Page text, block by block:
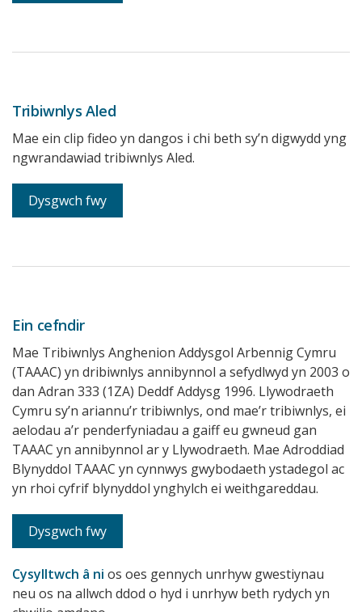
Tribiwnlys Aled
Mae ein clip fideo yn dangos i chi beth sy’n digwydd yng
ngwrandawiad tribiwnlys Aled.
Dysgwch fwy
Ein cefndir
Mae Tribiwnlys Anghenion Addysgol Arbennig Cymru
(TAAAC) yn dribiwnlys annibynnol a sefydlwyd yn 2003 o
dan Adran 333 (1ZA) Deddf Addysg 1996. Llywodraeth
Cymru sy’n ariannu’r tribiwnlys, ond mae’r tribiwnlys, ei
aelodau a’r penderfyniadau a gaiff eu gwneud gan
TAAAC yn annibynnol ar y Llywodraeth. Mae Adroddiad
Blynyddol TAAAC yn cynnwys gwybodaeth ystadegol ac
yn rhoi cyfrif blynyddol ynghylch ei weithgareddau.
Dysgwch fwy
Cysylltwch â ni os oes gennych unrhyw gwestiynau
neu os na allwch ddod o hyd i unrhyw beth rydych yn